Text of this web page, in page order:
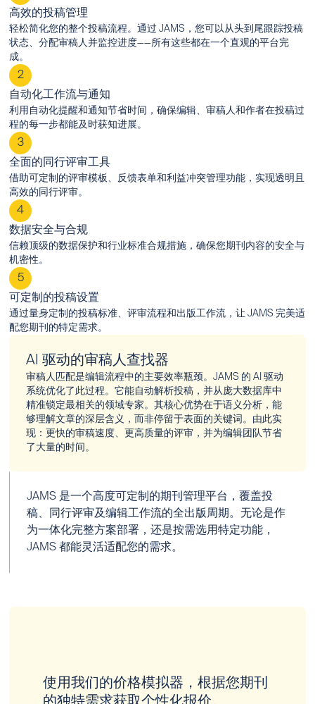
高效的投稿管理
轻松简化您的整个投稿流程。通过 JAMS，您可以从头到尾跟踪投稿
状态、分配审稿人并监控进度——所有这些都在一个直观的平台完
成。
2
自动化工作流与通知
利用自动化提醒和通知节省时间，确保编辑、审稿人和作者在投稿过
程的每一步都能及时获知进展。
3
全面的同行评审工具
借助可定制的评审模板、反馈表单和利益冲突管理功能，实现透明且
高效的同行评审。
4
数据安全与合规
信赖顶级的数据保护和行业标准合规措施，确保您期刊内容的安全与
机密性。
5
可定制的投稿设置
通过量身定制的投稿标准、评审流程和出版工作流，让 JAMS 完美适
配您期刊的特定需求。
AI 驱动的审稿人查找器
审稿人匹配是编辑流程中的主要效率瓶颈。JAMS 的 AI 驱动
系统优化了此过程。它能自动解析投稿，并从庞大数据库中
精准锁定最相关的领域专家。其核心优势在于语义分析，能
够理解文章的深层含义，而非停留于表面的关键词。由此实
现：更快的审稿速度、更高质量的评审，并为编辑团队节省
了大量的时间。
JAMS 是一个高度可定制的期刊管理平台，覆盖投
稿、同行评审及编辑工作流的全出版周期。无论是作
为一体化完整方案部署，还是按需选用特定功能，
JAMS 都能灵活适配您的需求。
使用我们的价格模拟器，根据您期刊